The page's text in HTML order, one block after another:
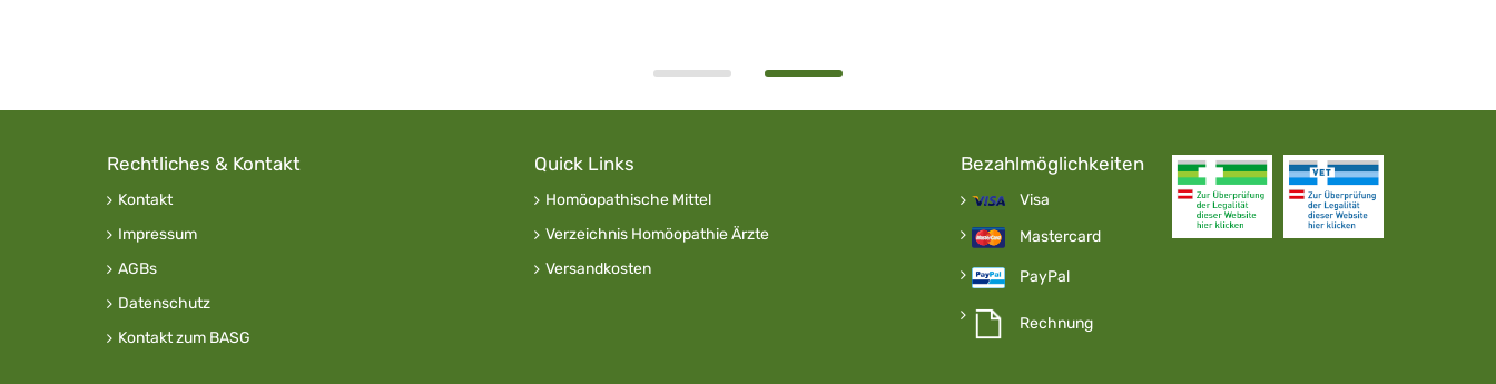
Rechtliches & Kontakt
Kontakt
Impressum
AGBs
Datenschutz
Kontakt zum BASG
Quick Links
Homöopathische Mittel
Verzeichnis Homöopathie Ärzte
Versandkosten
Bezahlmöglichkeiten
Visa
Mastercard
PayPal
Rechnung